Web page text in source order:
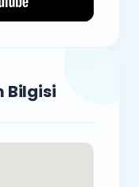
Bilgisi